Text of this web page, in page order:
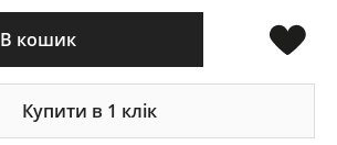
В кошик
Купити в 1 клік